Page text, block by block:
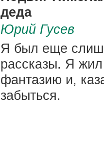
деда
Юрий Гусев
Я был еще
рассказы. Я
фантазию и,
забыться.